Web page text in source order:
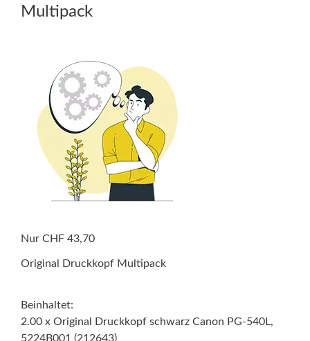
Multipack
Nur CHF 43,70
Original Druckkopf Multipack
Beinhaltet:
2.00 x Original Druckkopf schwarz Canon PG-540L,
5224B001 (212643)